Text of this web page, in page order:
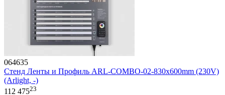
064635
Стенд Ленты и Профиль ARL-COMBO-02-830х600mm (230V)
(Arlight, -)
112 47523